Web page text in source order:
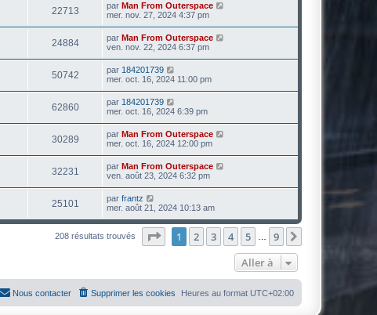
22713 par Man From Outerspace
mer. nov. 27, 2024 4:37 pm
24884 par Man From Outerspace
ven. nov. 22, 2024 6:37 pm
50742 par 184201739
mer. oct. 16, 2024 11:00 pm
62860 par 184201739
mer. oct. 16, 2024 6:39 pm
30289 par Man From Outerspace
mer. oct. 16, 2024 12:00 pm
32231 par Man From Outerspace
ven. août 23, 2024 6:32 pm
25101 par frantz
mer. août 21, 2024 10:13 am
208 résultats trouvés Page sur9
1 2 3 4 5 9
Aller à
Heures au format UTC+02:00
Supprimer les cookies
Nous contacter